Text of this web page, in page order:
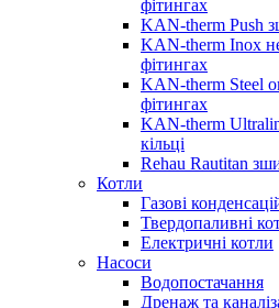
фітингах
KAN-therm Push
KAN-therm Inox
фітингах
KAN-therm Steel
фітингах
KAN-therm
кільці
Rehau Rautitan
Котли
Газові
Твердопаливні
Електричні котли
Насоси
Водопостачання
Дренаж та